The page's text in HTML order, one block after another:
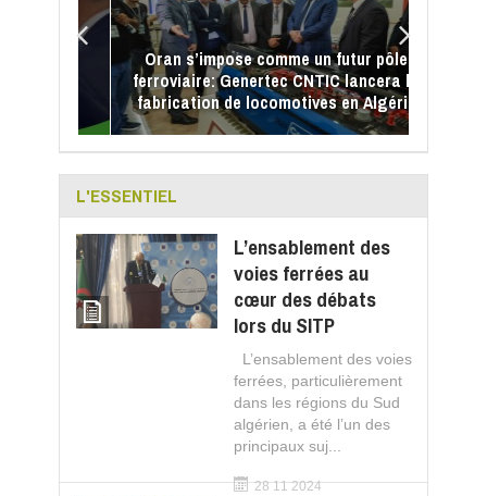
Oran s’impose comme un futur pôle
ferroviaire: Genertec CNTIC lancera la
fabrication de locomotives en Algérie
L'ESSENTIEL
L’ensablement des
voies ferrées au
cœur des débats
lors du SITP
L’ensablement des voies
ferrées, particulièrement
dans les régions du Sud
algérien, a été l’un des
principaux suj...
28 11 2024